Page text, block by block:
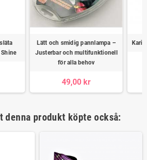
Lätt och smidig pannlampa –
Justerbar och multifunktionell
för alla behov
49,00 kr
denna produkt köpte också: